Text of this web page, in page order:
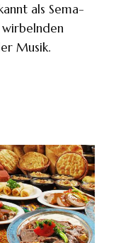
als Sema-
Musik.